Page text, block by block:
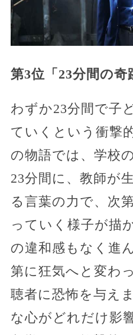
第3位「23分間の奇
わずか23分間で子
ていくという衝撃
の物語では、学校
23分間に、教師が
る言葉の力で、次
っていく様子が描
の違和感もなく進
第に狂気へと変わ
聴者に恐怖を与え
な心がどれだけ影